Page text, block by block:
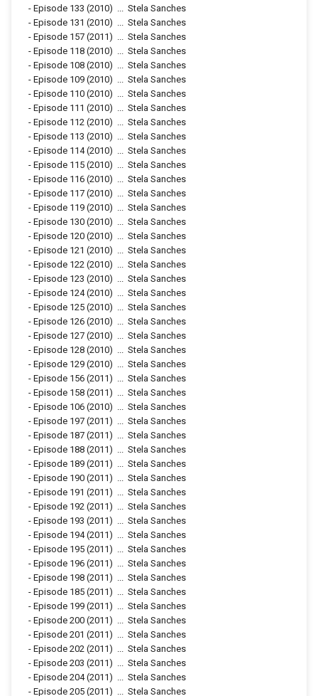
- Episode 133 (2010)
Stela Sanches
- Episode 131 (2010)
Stela Sanches
- Episode 157 (2011)
Stela Sanches
- Episode 118 (2010)
Stela Sanches
- Episode 108 (2010)
Stela Sanches
- Episode 109 (2010)
Stela Sanches
- Episode 110 (2010)
Stela Sanches
- Episode 111 (2010)
Stela Sanches
- Episode 112 (2010)
Stela Sanches
- Episode 113 (2010)
Stela Sanches
- Episode 114(2010)
Stela Sanches
- Episode 115 (2010)
Stela Sanches
- Episode 116 (2010)
Stela Sanches
- Episode 117 (2010)
Stela Sanches
- Episode 119 (2010)
Stela Sanches
- Episode 130 (2010)
Stela Sanches
- Episode 120 (2010)
Stela Sanches
- Episode 121 (2010)
Stela Sanches
- Episode 122 (2010)
Stela Sanches
- Episode 123 (2010)
Stela Sanches
- Episode 124(2010)
Stela Sanches
- Episode 125 (2010)
Stela Sanches
- Episode 126 (2010)
Stela Sanches
- Episode 127 (2010)
Stela Sanches
- Episode 128 (2010)
Stela Sanches
- Episode 129 (2010)
Stela Sanches
- Episode 156 (2011)
Stela Sanches
- Episode 158 (2011)
Stela Sanches
- Episode 106 (2010)
Stela Sanches
- Episode 197 (2011)
Stela Sanches
- Episode 187 (2011)
Stela Sanches
- Episode 188 (2011)
Stela Sanches
- Episode 189 (2011)
Stela Sanches
- Episode 190 (2011)
Stela Sanches
- Episode 191 (2011)
Stela Sanches
- Episode 192 (2011)
Stela Sanches
- Episode 193 (2011)
Stela Sanches
- Episode 194(2011)
Stela Sanches
- Episode 195 (2011)
Stela Sanches
- Episode 196 (2011)
Stela Sanches
- Episode 198 (2011)
Stela Sanches
- Episode 185 (2011)
Stela Sanches
- Episode 199 (2011)
Stela Sanches
- Episode 200 (2011)
Stela Sanches
- Episode 201 (2011)
Stela Sanches
- Episode 202 (2011)
Stela Sanches
- Episode 203 (2011)
Stela Sanches
- Episode 204(2011)
Stela Sanches
- Episode 205 (2011)
Stela Sanches